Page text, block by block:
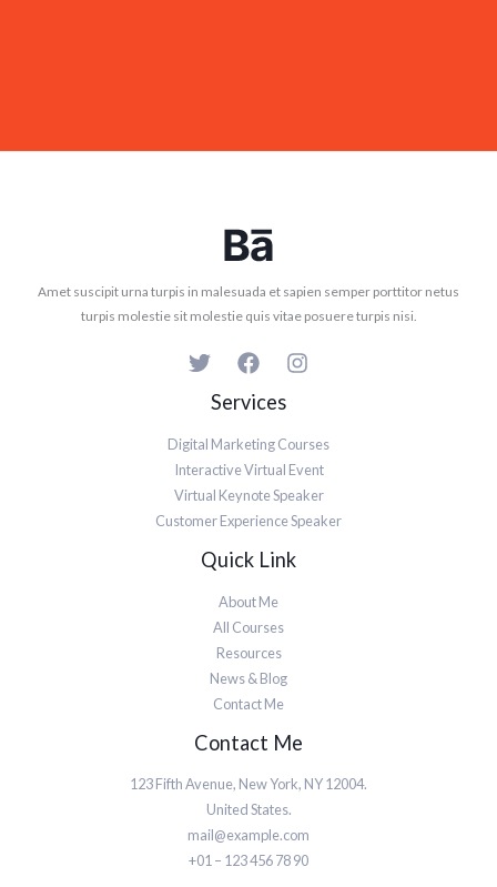
Amet suscipit urna turpis in malesuada et sapien semper porttitor netus
turpis molestie sit molestie quis vitae posuere turpis nisi.
Services
Digital Marketing Courses
Interactive Virtual Event
Virtual Keynote Speaker
Customer Experience Speaker
Quick Link
About Me
All Courses
Resources
News & Blog
Contact Me
Contact Me
123 Fifth Avenue, New York, NY 12004.
United States.
mail@example.com
+01 – 123 456 78 90